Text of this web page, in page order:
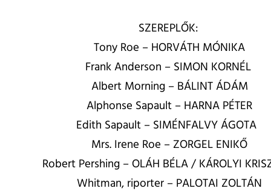
SZEREPLŐK:
Tony Roe – HORVÁTH MÓNIKA
Frank Anderson – SIMON KORNÉL
Albert Morning – BÁLINT ÁDÁM
Alphonse Sapault – HARNA PÉTER
Edith Sapault – SIMÉNFALVY ÁGOTA
Mrs. Irene Roe – ZORGEL ENIKŐ
Robert Pershing – OLÁH BÉLA / KÁROLYI
Whitman, riporter – PALOTAI ZOLTÁN